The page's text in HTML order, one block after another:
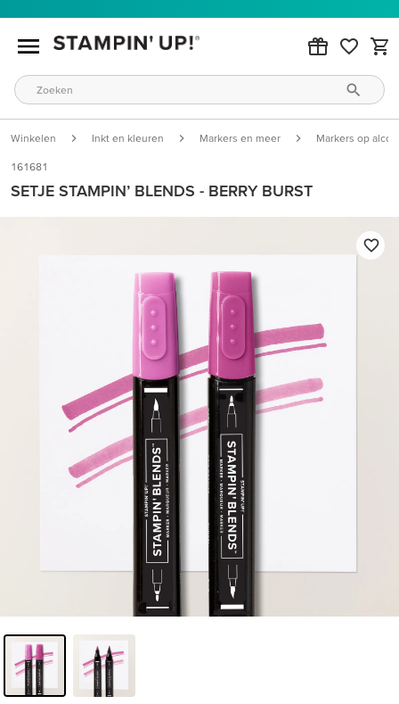
Winkelen Inkt en kleuren Markers en meer Markers op
161681
SETJE STAMPIN’ BLENDS - BERRY BURST